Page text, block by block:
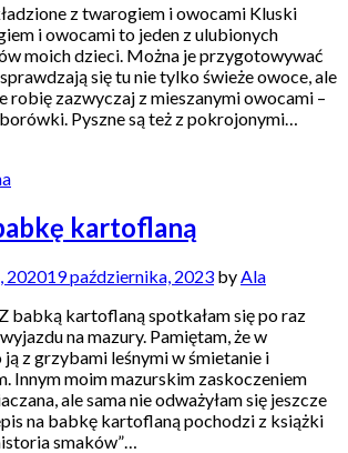
z twarogiem i owocami Kluski
i owocami to jeden z ulubionych
moich dzieci. Można je przygotowywać
się tu nie tylko świeże owoce, ale
robię zazwyczaj z mieszanymi owocami –
Pyszne są też z pokrojonymi…
kartoflaną
202019 października, 2023 by Ala
babką kartoflaną spotkałam się po raz
na mazury. Pamiętam, że w
z grzybami leśnymi w śmietanie i
Innym moim mazurskim zaskoczeniem
ale sama nie odważyłam się jeszcze
na babkę kartoflaną pochodzi z książki
smaków”…